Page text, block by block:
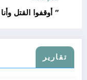
” أوقفوا القتل
تقارير